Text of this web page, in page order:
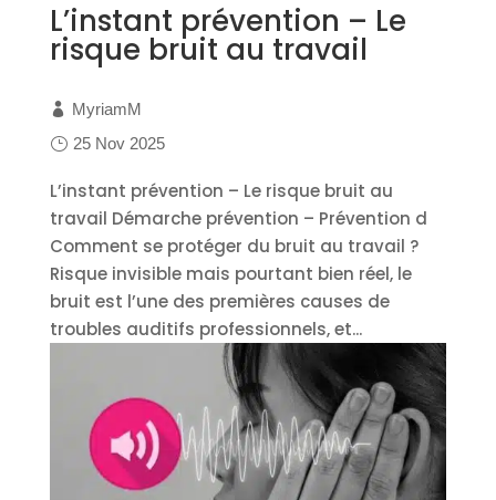
L’instant prévention – Le
risque bruit au travail
MyriamM
25 Nov 2025
L’instant prévention – Le risque bruit au
travail Démarche prévention – Prévention d
Comment se protéger du bruit au travail ?
Risque invisible mais pourtant bien réel, le
bruit est l’une des premières causes de
troubles auditifs professionnels, et...